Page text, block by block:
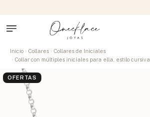
Inicio Collares
Collares de Iniciales
Collar con múltiples iniciales para ella, estilo cursiva
OFERTAS